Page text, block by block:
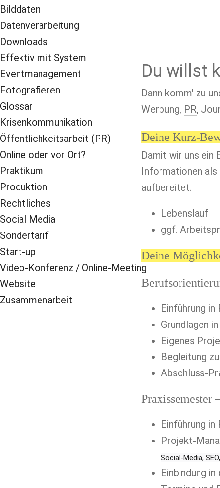
Bilddaten
Datenverarbeitung
Downloads
Effektiv mit System
Eventmanagement
Fotografieren
Glossar
Krisenkommunikation
Öffentlichkeitsarbeit (PR)
Online oder vor Ort?
Praktikum
Produktion
Rechtliches
Social Media
Sondertarif
Start-up
Video-Konferenz / Online-Meeting
Website
Zusammenarbeit
Du willst
Dann komm' zu
Werbung, PR,
Deine Kurz-
Damit wir uns ein
Informationen als
aufbereitet.
Lebenslauf
ggf.
Deine
Einführung
Grundlagen
Eigenes
Begleitung
Abschluss-
Praxissemester
Einführung
Social-Media,
Einbindung